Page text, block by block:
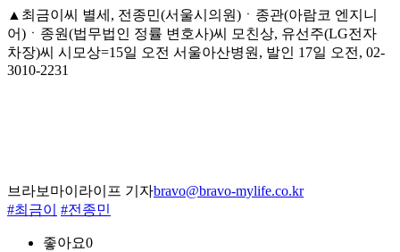
▲최금이씨 별세, 전종민(서울시의원)ㆍ종관(아람코 엔지니
어)ㆍ종원(법무법인 정률 변호사)씨 모친상, 유선주(LG전자
차장)씨 시모상=15일 오전 서울아산병원, 발인 17일 오전, 02-
3010-2231
브라보마이라이프 기자bravo@bravo-mylife.co.kr
#최금이
#전종민
좋아요0